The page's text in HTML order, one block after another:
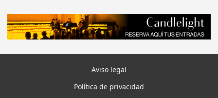
Aviso legal
Política de privacidad